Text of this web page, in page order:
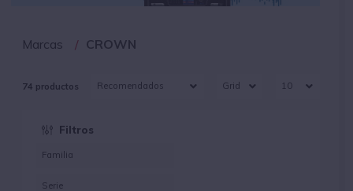
Marcas CROWN
74 productos
Filtros